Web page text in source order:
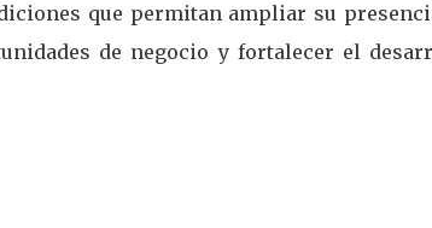
que permitan ampliar su
de negocio y fortalecer el